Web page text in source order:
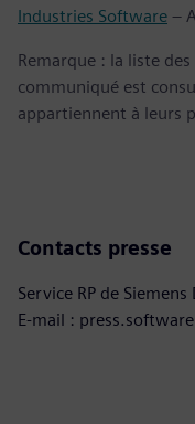
Industries Software –
Remarque : la liste
communiqué est
appartiennent à leurs
Contacts presse
Service RP de
E-mail :